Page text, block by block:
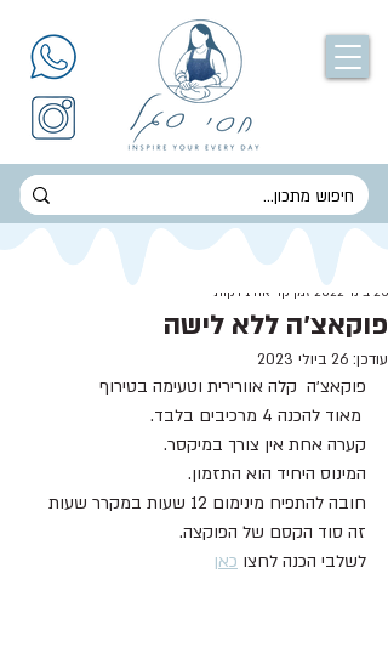
פוקאצ׳ה ללא לישה
23 בינו׳ 2022
זמן קריאה 1 דקות
עודכן: 26 ביולי 2023
פוקאצ׳ה  קלה אוורירית וטעימה בטירוף
קערה אחת אין צורך במיקסר.
המינוס היחיד הוא התזמון.
חובה להתפיח מינימום 12 שעות במקרר שעות
זה סוד הקסם של הפוקצה.
לשלבי הכנה לחצו כאן